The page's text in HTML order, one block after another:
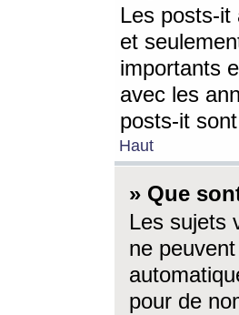
Les posts-it
et
importants
avec les
posts-it
Haut
» Que
Les sujets
ne
pour de